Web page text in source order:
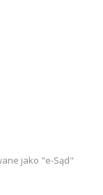
jako "e-Sąd"